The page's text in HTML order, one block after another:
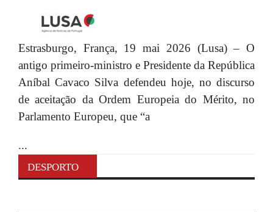
Estrasburgo, França, 19 mai 2026 (Lusa) – O
antigo primeiro-ministro e Presidente da República
Aníbal Cavaco Silva defendeu hoje, no discurso
de aceitação da Ordem Europeia do Mérito, no
Parlamento Europeu, que “a
...
DESPORTO